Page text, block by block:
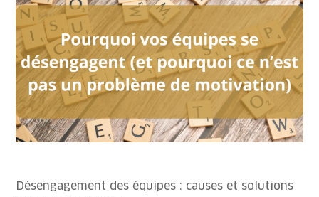
Désengagement des équipes : causes et solutions